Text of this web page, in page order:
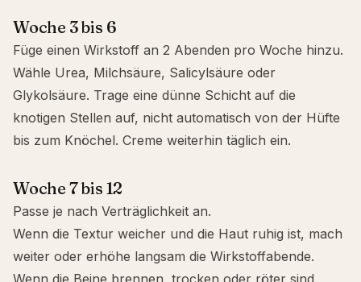
Woche 3 bis 6
Füge einen Wirkstoff an 2 Abenden pro Woche hinzu.
Wähle Urea, Milchsäure, Salicylsäure oder
Glykolsäure. Trage eine dünne Schicht auf die
knotigen Stellen auf, nicht automatisch von der Hüfte
bis zum Knöchel. Creme weiterhin täglich ein.
Woche 7 bis 12
Passe je nach Verträglichkeit an.
Wenn die Textur weicher und die Haut ruhig ist, mach
weiter oder erhöhe langsam die Wirkstoffabende.
Wenn die Beine brennen, trocken oder röter sind,